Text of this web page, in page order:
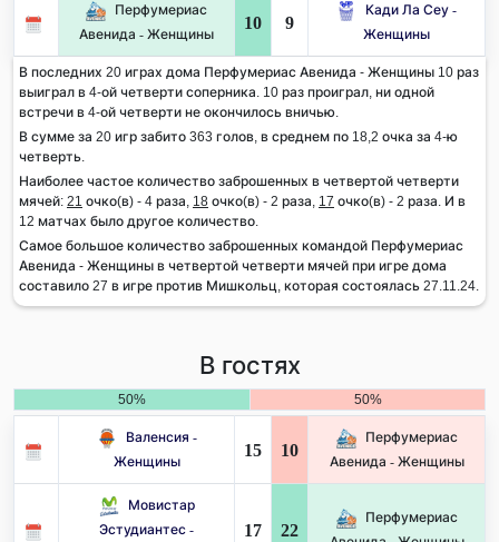
Перфумериас
Авенида - Женщины
10 9
Кади Ла Сеу -
Женщины
В последних 20 играх дома Перфумериас Авенида - Женщины 10 раз
выиграл в 4-ой четверти соперника. 10 раз проиграл, ни одной
встречи в 4-ой четверти не окончилось вничью.
В сумме за 20 игр забито 363 голов, в среднем по 18,2 очка за 4-ю
четверть.
Наиболее частое количество заброшенных в четвертой четверти
мячей: 21 очко(в) - 4 раза, 18 очко(в) - 2 раза, 17 очко(в) - 2 раза. И в
12 матчах было другое количество.
Самое большое количество заброшенных командой Перфумериас
Авенида - Женщины в четвертой четверти мячей при игре дома
составило 27 в игре против Мишкольц, которая состоялась 27.11.24.
В гостях
50% 50%
Валенсия -
Женщины
15 10
Перфумериас
Авенида - Женщины
Мовистар
Эстудиантес -
17 22
Перфумериас